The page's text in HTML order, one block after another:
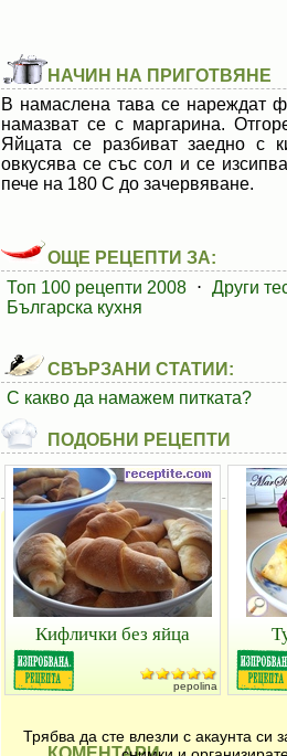
НАЧИН НА ПРИГОТВЯНЕ
В намаслена тава се нареждат
намазват се с маргарина.
Яйцата се разбиват заедно с
овкусява се със сол и се
пече на 180 С до зачервяване.
ОЩЕ РЕЦЕПТИ ЗА:
Топ 100 рецепти 2008 ⋅ Други
Българска кухня
СВЪРЗАНИ СТАТИИ:
С какво да намажем питката?
ПОДОБНИ РЕЦЕПТИ
Кифлички без яйца
pepolina
Трябва да сте влезли с акаунта